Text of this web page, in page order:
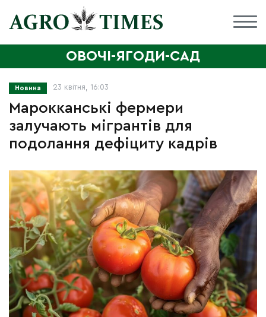
ОВОЧІ-ЯГОДИ-САД
Новина 23 квітня, 16:03
Марокканські фермери
залучають мігрантів для
подолання дефіциту кадрів